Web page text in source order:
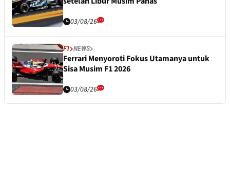
03/08/26
F1 NEWS
Ferrari Menyoroti Fokus Utamanya untuk
Sisa Musim F1 2026
03/08/26